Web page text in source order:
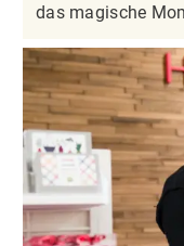
das magische